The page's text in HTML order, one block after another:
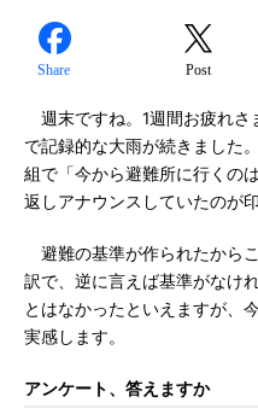
Share Post
週末ですね。1週間お疲れさ
で記録的な大雨が続きました
組で「今から避難所に行くの
返しアナウンスしていたのが
避難の基準が作られたから
訳で、逆に言えば基準がなけ
とはなかったといえますが、
実感します。
アンケート、答えますか